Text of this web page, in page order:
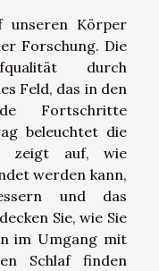
unseren Körper
Forschung. Die
durch
Feld, das in den
Fortschritte
beleuchtet die
zeigt auf, wie
werden kann,
und das
Sie, wie Sie
im Umgang mit
Schlaf finden